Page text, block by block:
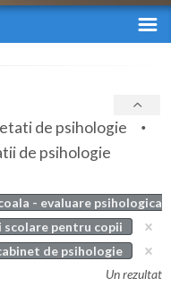
de psihologie
de psihologie
- evaluare psihologica
pentru copii
de psihologie
Un rezultat